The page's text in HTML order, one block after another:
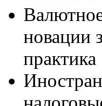
новации
практика